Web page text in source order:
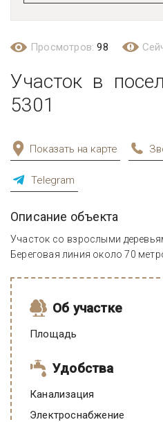
Просмотров:98
Участок в
5301
Показать на карте
Telegram
Описание объекта
Участок со взрослыми
Береговая линия около 70
Об участке
Площадь
Удобства
Канализация
Электроснабжение